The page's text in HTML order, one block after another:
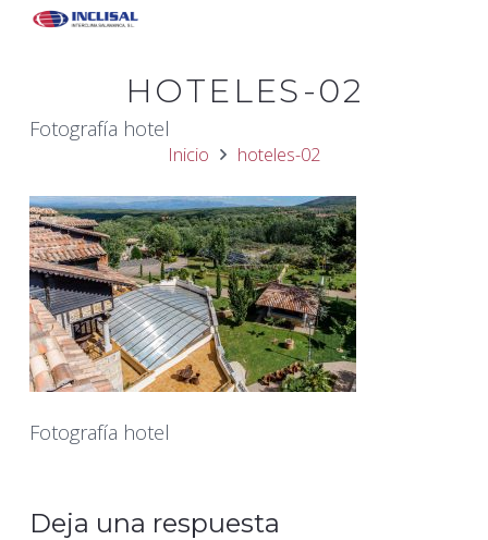
HOTELES-02
Fotografía hotel
Inicio hoteles-02
Fotografía hotel
Deja una respuesta